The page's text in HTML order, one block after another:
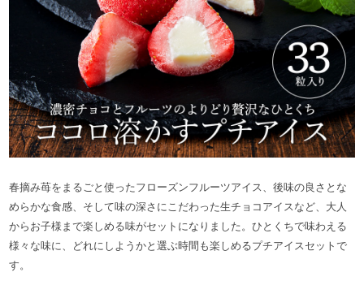
春摘み苺をまるごと使ったフローズンフルーツアイス、後味の良さとな
めらかな食感、そして味の深さにこだわった生チョコアイスなど、大人
からお子様まで楽しめる味がセットになりました。ひとくちで味わえる
様々な味に、どれにしようかと選ぶ時間も楽しめるプチアイスセットで
す。